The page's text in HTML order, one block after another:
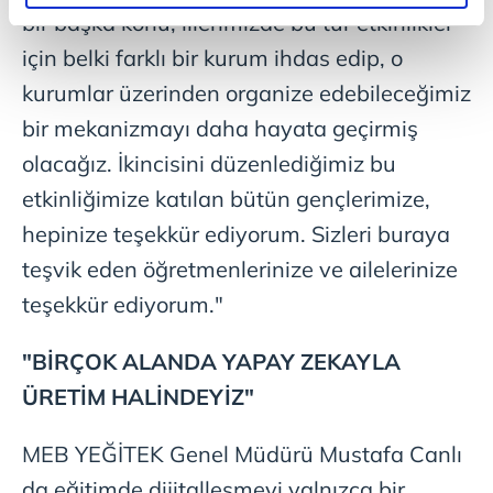
elimizden gelen çabayı gösterdiğimizi ve bu noktada,
reklamların maliyetlerimizi karşılamak noktasında tek gelir
kalemimiz olduğunu sizlere hatırlatmak isteriz.
Her halükârda, kullanıcılar, bu çerezlere izin vermedikleri
takdirde, kullanıcılara hedefli reklamlar
gösterilmeyecektir."
Sizlere daha iyi bir hizmet sunabilmek için İnternet
Sitemizde kendimize ve üçüncü kişilere ait çerezler
kullanılmaktadır. Bu çerezler vasıtasıyla çeşitli kişisel
verileriniz işlenmekte olup gerekli olan çerezler bilgi
toplumu hizmetlerinin sunulması amacıyla
kullanılmaktadır. Diğer çerezler, sitemizin daha işlevsel
kılınması ve kişiselleştirilmesi ve sizlere yönelik
reklam/pazarlama faaliyetlerinin yapılması, amaçlarıyla
Çerezlere ilişkin tercihlerinizi aşağıda yer alan panel
bir başka konu, illerimizde bu tür etkinlikler
için belki farklı bir kurum ihdas edip, o
kurumlar üzerinden organize edebileceğimiz
bir mekanizmayı daha hayata geçirmiş
olacağız. İkincisini düzenlediğimiz bu
etkinliğimize katılan bütün gençlerimize,
hepinize teşekkür ediyorum. Sizleri buraya
teşvik eden öğretmenlerinize ve ailelerinize
teşekkür ediyorum."
"BİRÇOK ALANDA YAPAY ZEKAYLA
ÜRETİM HALİNDEYİZ"
MEB YEĞİTEK Genel Müdürü Mustafa Canlı